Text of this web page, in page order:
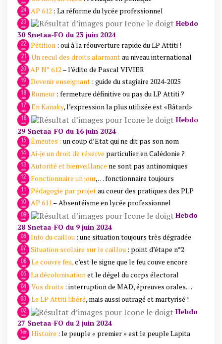
AP 612 : La réforme du lycée professionnel
Hebdo
30 Snetaa-FO du 23 juin 2024
Pétition : oui à la réouverture rapide du LP Attiti !
Un recul des droits alarmantau niveau international
AP N° 612 – l’édito de Pascal VIVIER
Devenir enseignant : guide du stagiaire 2024-2025
Rumeur : fermeture définitive ou pas du LP Attiti ?
En Kanaky, l’expression la plus utilisée est «Bâtard»
Hebdo
29 Snetaa-FO du 16 juin 2024
Émeutes : un coup d’Etat qui ne dit pas son nom
Ai-je un droit de réserve particulier en Calédonie ?
Autorité et bienveillance ne sont pas antinomiques
Fonctionnaire un jour,… fonctionnaire toujours
Pédagogie par projetau coeur des pratiques des PLP
AP 611– Absentéisme en lycée professionnel
Hebdo
28 Snetaa-FO du 9 juin 2024
Info du caillou : une situation toujours très dégradée
Situation scolaire sur le caillou : point d’étape n°2
Le couvre feu,c’est le signe que le feu couve encore
La décolonisation et le dégel du corps électoral
Vos droits : interruption de MAD, épreuves orales…
Le LP Attiti libéré, mais aussi outragé et martyrisé !
Hebdo
27 Snetaa-FO du 2 juin 2024
Histoire : le peuple « premier » est le peuple Lapita